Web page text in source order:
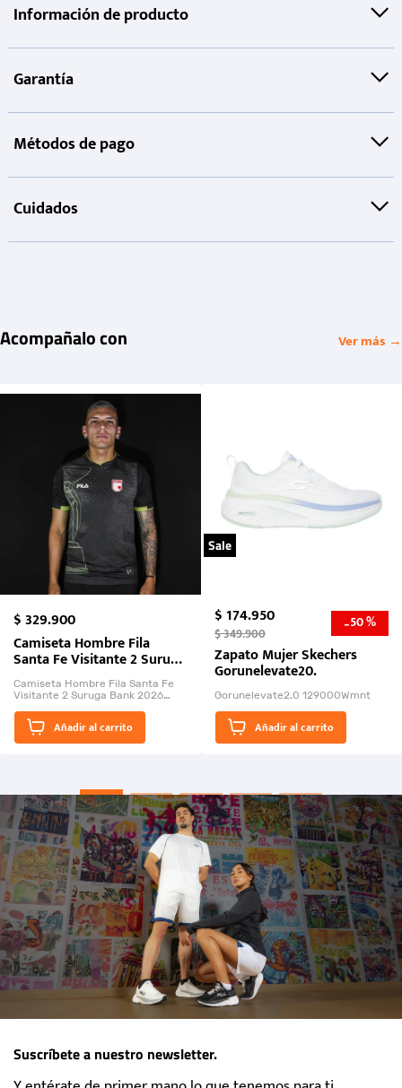
Información de producto
Garantía
Métodos de pago
Cuidados
Acompañalo con Ver más →
$329.900
Camiseta Hombre Fila
Santa Fe Visitante 2 Suruga
Bank 2026
Camiseta Hombre Fila Santa Fe
Visitante 2 Suruga Bank 2026
El Rugido del Sol Naciente:
“Primeros para la Et...
Añadir al carrito
Sale
$174.950
$349.900 -50 %
Zapato Mujer Skechers
Gorunelevate20.
Gorunelevate2.0 129000Wmnt
Añadir al carrito
Suscríbete a nuestro newsletter.